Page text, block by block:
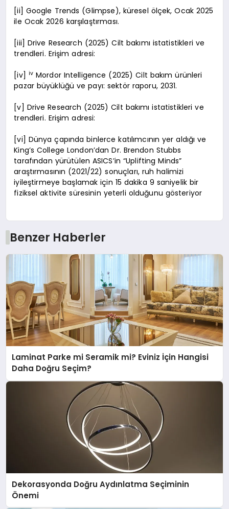
[ii] Google Trends (Glimpse), küresel ölçek, Ocak 2025
ile Ocak 2026 karşılaştırması.
[iii] Drive Research (2025) Cilt bakımı istatistikleri ve
trendleri. Erişim adresi:
[iv] iv Mordor Intelligence (2025) Cilt bakım ürünleri
pazar büyüklüğü ve payı: sektör raporu, 2031.
[v] Drive Research (2025) Cilt bakımı istatistikleri ve
trendleri. Erişim adresi:
[vi] Dünya çapında binlerce katılımcının yer aldığı ve
King’s College London’dan Dr. Brendon Stubbs
tarafından yürütülen ASICS’in “Uplifting Minds”
araştırmasının (2021/22) sonuçları, ruh halimizi
iyileştirmeye başlamak için 15 dakika 9 saniyelik bir
fiziksel aktivite süresinin yeterli olduğunu gösteriyor
Benzer Haberler
Laminat Parke mi Seramik mi? Eviniz İçin Hangisi
Daha Doğru Seçim?
Dekorasyonda Doğru Aydınlatma Seçiminin
Önemi